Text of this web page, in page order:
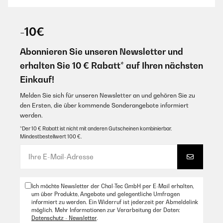
Top qualité, facile à installer et look mat très sympaEffet
légèrement scintillant de la vitre avec de la lumière directe
Amazon Benutzer – Bewertung durch Chal-Tec GmbH nicht
eigenständig überprüft
Übersetzen
J'ai cassé le pied de mon poêle. Je veux maintenant acheter un
Amazon Benutzer – Bewertung durch Chal-Tec GmbH nicht
16/07/2025
J’ai cassé le pied de mon poêle. Je veux maintenant acheter un
pied de poêle de cette marque. Je ne sais pas comment l’acheter.
-10€
Abonnieren Sie unseren Newsletter und
erhalten Sie 10 € Rabatt* auf Ihren nächsten
Einkauf!
Melden Sie sich für unseren Newsletter an und gehören Sie zu
den Ersten, die über kommende Sonderangebote informiert
werden.
*Der 10 € Rabatt ist nicht mit anderen Gutscheinen kombinierbar.
Mindestbestellwert 100 €.
Ich möchte Newsletter der Chal-Tec GmbH per E-Mail erhalten,
um über Produkte, Angebote und gelegentliche Umfragen
informiert zu werden. Ein Widerruf ist jederzeit per Abmeldelink
möglich. Mehr Informationen zur Verarbeitung der Daten:
Datenschutz - Newsletter.